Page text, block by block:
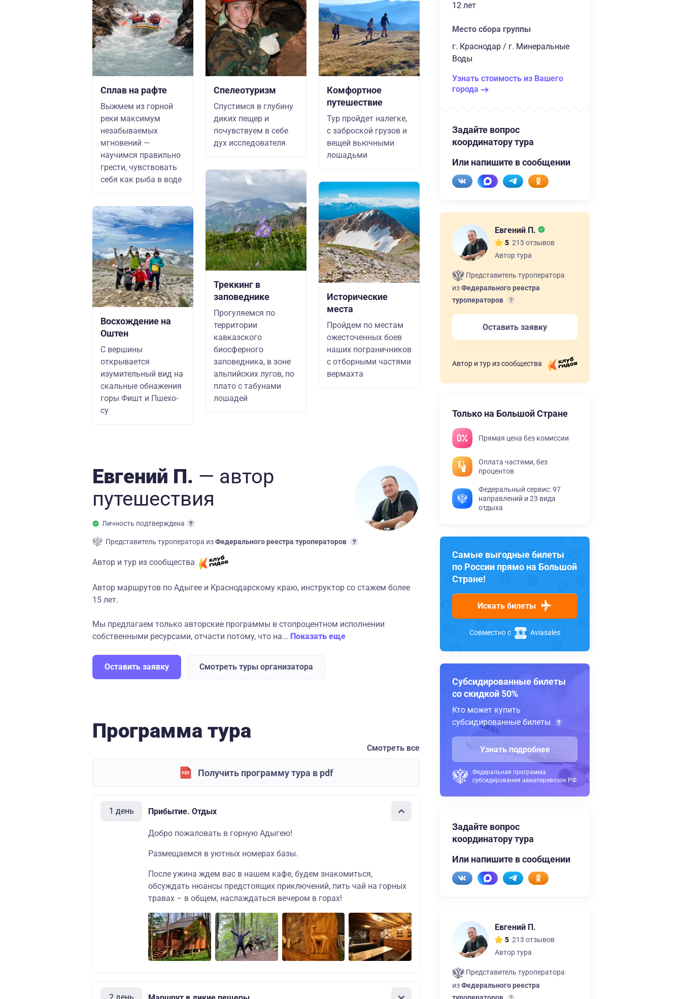
Сплав на рафте
Выжмем из горной
реки максимум
незабываемых
мгновений —
научимся правильно
грести, чувствовать
себя как рыба в воде
Восхождение на
Оштен
С вершины
открывается
изумительный вид на
скальные обнажения
горы Фишт и Пшехо-
су
Спелеотуризм
Спустимся в глубину
диких пещер и
почувствуем в себе
дух исследователя
Треккинг в
заповеднике
Прогуляемся по
территории
кавказского
биосферного
заповедника, в зоне
альпийских лугов, по
плато с табунами
лошадей
Комфортное
путешествие
Тур пройдет налегке,
с заброской грузов и
вещей вьючными
лошадьми
Исторические
места
Пройдем по местам
ожесточенных боев
наших пограничников
с отборными частями
вермахта
Евгений П. — автор
путешествия
Личность подтверждена
Представитель туроператора изФедерального реестра туроператоров
Автор и тур из сообщества
Автор маршрутов по Адыгее и Краснодарскому краю, инструктор со стажем более
15 лет.
Мы предлагаем только авторские программы в стопроцентном исполнении
собственными ресурсами, отчасти потому, что на... Показать еще
Оставить заявку Смотреть туры организатора
Программа тура
Смотреть все
Получить программу тура в pdf
1 день Прибытие. Отдых
Добро пожаловать в горную Адыгею!
Размещаемся в уютных номерах базы.
После ужина ждем вас в нашем кафе, будем знакомиться,
обсуждать нюансы предстоящих приключений, пить чай на горных
травах – в общем, наслаждаться вечером в горах!
12 лет
Место сбора группы
г. Краснодар / г. Минеральные
Воды
Узнать стоимость из Вашего
города
Задайте вопрос
координатору тура
Или напишите в сообщении
Евгений П.
5 213 отзывов
Автор тура
Представитель туроператора
изФедерального реестра
туроператоров
Оставить заявку
Автор и тур из сообщества
Только на Большой Стране
Прямая цена без комиссии
Оплата частями, без
процентов
Федеральный сервис: 97
направлений и 23 вида
отдыха
Самые выгодные билеты
по России прямо на Большой
Стране!
Искать билеты
Совместно с Aviasales
Субсидированные билеты
со скидкой 50%
Кто может купить
субсидированные билеты
Узнать подробнее
Федеральная программа
субсидирования авиаперевозок РФ
Задайте вопрос
координатору тура
Или напишите в сообщении
Евгений П.
5 213 отзывов
Автор тура
Представитель туроператора
изФедерального реестра
туроператоров